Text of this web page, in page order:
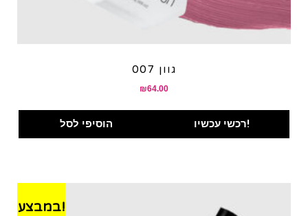
גוון 007
₪64.00
הוסיפי לסל רכשי עכשיו!
במבצע!